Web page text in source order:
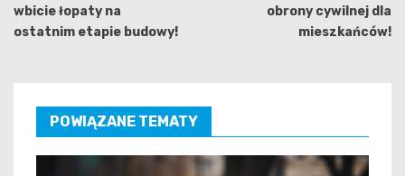
wbicie łopaty na
ostatnim etapie budowy!
obrony cywilnej dla
mieszkańców!
POWIĄZANE TEMATY